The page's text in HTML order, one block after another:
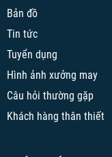
Bản đồ
Tin tức
Tuyển dụng
Hình ảnh xưởng may
Câu hỏi thường gặp
Khách hàng thân thiết